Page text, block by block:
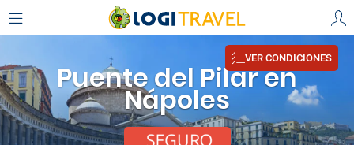
Puente del Pilar en
Nápoles
VER CONDICIONES